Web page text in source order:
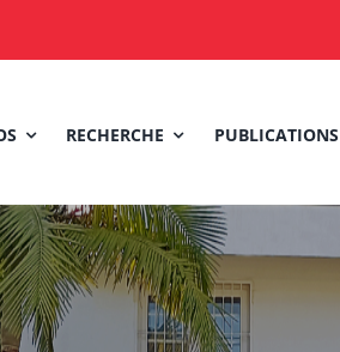
RECHERCHE PUBLICATIONS